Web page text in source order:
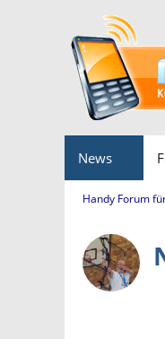
News
Handy Forum